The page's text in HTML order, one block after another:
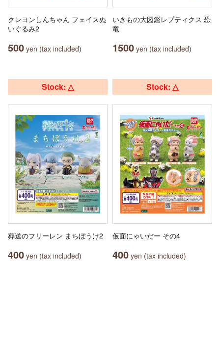
クレヨンしんちゃん フェイスぬ
いぐるみ2
500 yen (tax included)
いきもの大図鑑レプティクス 恐
竜
1500 yen (tax included)
Stock: △
葬送のフリーレン まちぼうけ2
400 yen (tax included)
Stock: △
仮面にゃいだー その4
400 yen (tax included)